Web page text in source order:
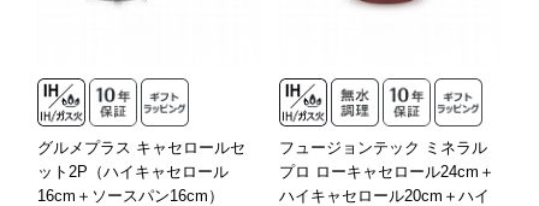
グルメプラス キャセロールセ
ット2P（ハイキャセロール
16cm＋ソースパン16cm）
フュージョンテック ミネラル
プロ ローキャセロール24cm＋
ハイキャセロール20cm＋ハイ